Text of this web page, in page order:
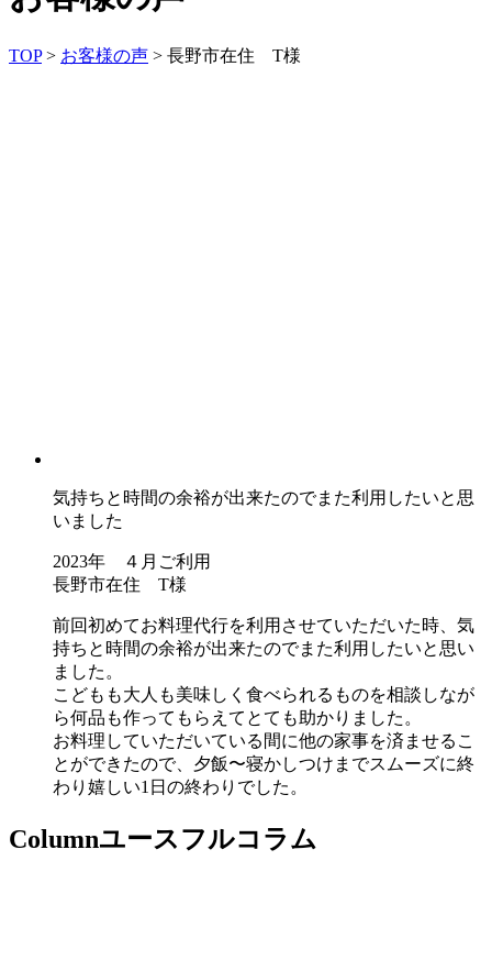
TOP> お客様の声 > 長野市在住 T様
気持ちと時間の余裕が出来たのでまた利用したいと思
いました
2023年 ４月ご利用
長野市在住 T様
前回初めてお料理代行を利用させていただいた時、気
持ちと時間の余裕が出来たのでまた利用したいと思い
ました。
こどもも大人も美味しく食べられるものを相談しなが
ら何品も作ってもらえてとても助かりました。
お料理していただいている間に他の家事を済ませるこ
とができたので、夕飯〜寝かしつけまでスムーズに終
わり嬉しい1日の終わりでした。
Columnユースフルコラム